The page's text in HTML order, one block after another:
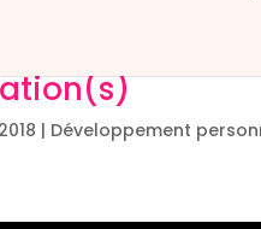
| Développement